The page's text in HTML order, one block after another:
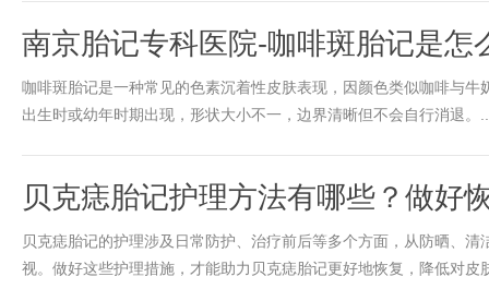
南京胎记专科医院-咖啡斑胎记是怎
咖啡斑胎记是一种常见的色素沉着性皮肤表现，因颜色类似咖啡与牛
出生时或幼年时期出现，形状大小不一，边界清晰但不会自行消退。
贝克痣胎记护理方法有哪些？做好
贝克痣胎记的护理涉及日常防护、治疗前后等多个方面，从防晒、
视。做好这些护理措施，才能助力贝克痣胎记更好地恢复，降低对皮